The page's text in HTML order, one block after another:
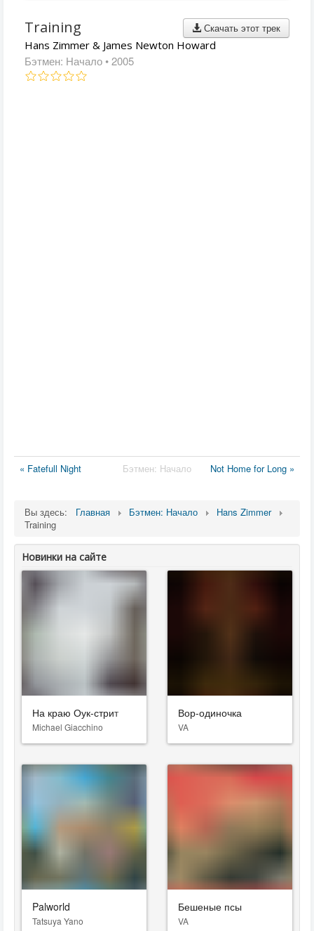
Скачать этот трек
Training
Hans Zimmer & James Newton Howard
Бэтмен: Начало • 2005
« Fatefull Night Бэтмен: Начало Not Home for Long »
Вы здесь: Главная Бэтмен: Начало
Hans Zimmer
Training
Новинки на сайте
На краю Оук-стрит
Michael Giacchino
Вор-одиночка
VA
Palworld
Tatsuya Yano
Бешеные псы
VA